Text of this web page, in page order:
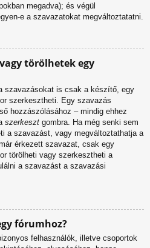
megadva); és végül
e a szavazatokat megváltoztatatni.
törölhetek egy
szavazásokat is csak a készítő, egy
szerkesztheti. Egy szavazás
hozzászólásához – mindig ehhez
szerkeszt gombra. Ha még senki sem
a szavazást, vagy megváltoztathatja a
érkezett szavazat, csak egy
törölheti vagy szerkesztheti a
a szavazást a szavazási
fórumhoz?
felhasználók, illetve csoportok